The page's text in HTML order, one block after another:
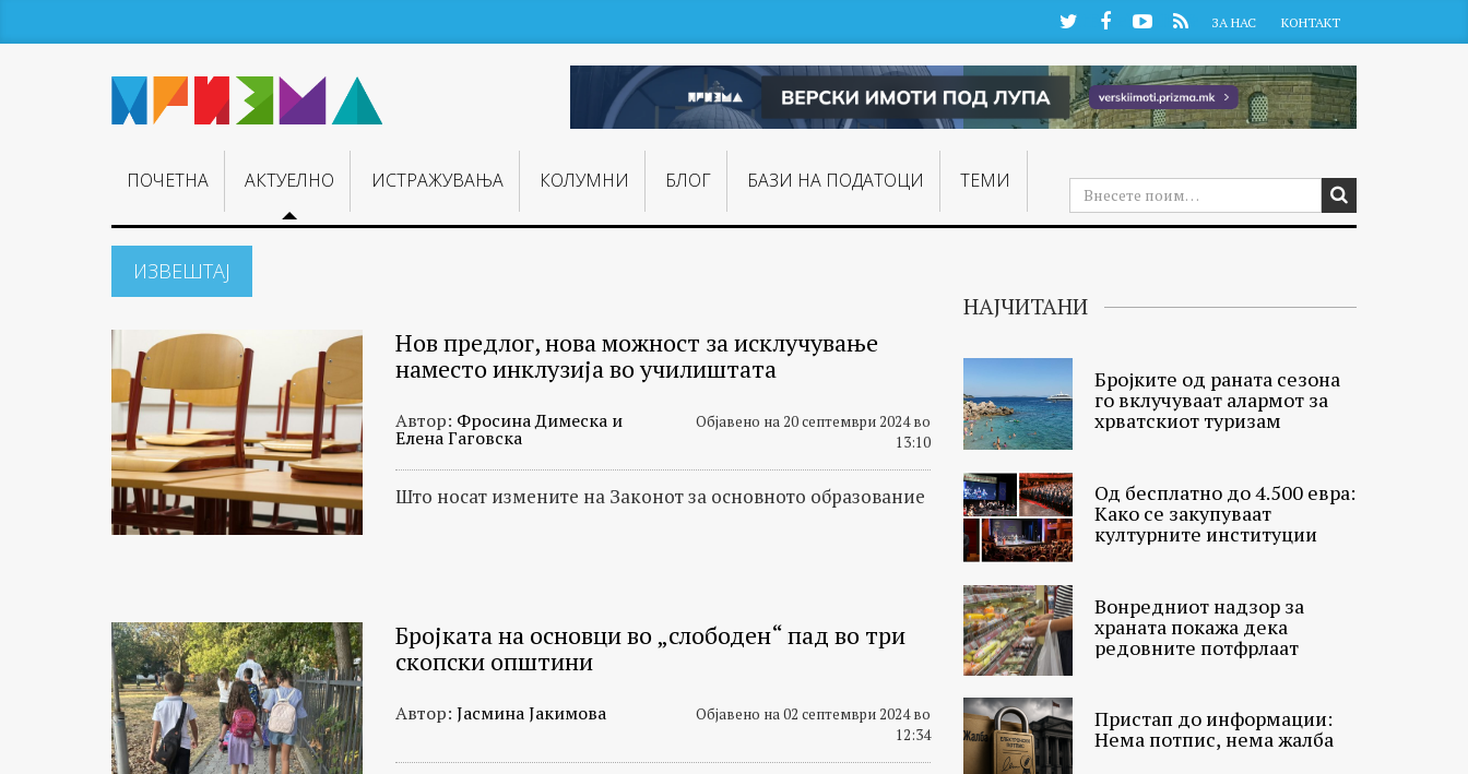
TwitterFacebookYouTube
RSS ЗА НАС КОНТАКТ
ПОЧЕТНА АКТУЕЛНО ИСТРАЖУВАЊA КОЛУМНИ БЛОГ БАЗИ НА ПОДАТОЦИ ТЕМИ
ИЗВЕШТАЈ
Нов предлог, нова можност за исклучување
наместо инклузија во училиштата
Автор: Фросина Димеска и
Елена Гаговска
Објавено на 20 септември 2024 во
13:10
Што носат измените на Законот за основното образование
Бројката на основци во „слободен“ пад во три
скопски општини
Автор: Јасмина Јакимова
Објавено на 02 септември 2024 во
12:34
НАЈЧИТАНИ
Бројките од раната сезона
го вклучуваат алармот за
хрватскиот туризам
Од бесплатно до 4.500 евра:
Како се закупуваат
културните институции
Вонредниот надзор за
храната покажа дека
редовните потфрлаат
Пристап до информации:
Нема потпис, нема жалба